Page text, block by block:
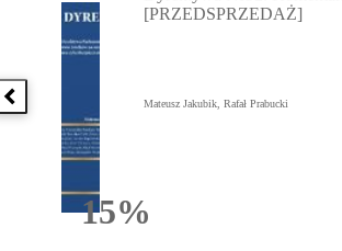
Poprzednia książka
15%Rabatu
[PRZEDSPRZEDAŻ]
Mateusz Jakubik, Rafał Prabucki